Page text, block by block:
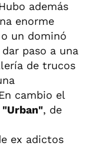
además
enorme
un dominó
paso a una
de trucos
cambio el
"Urban", de
ex adictos